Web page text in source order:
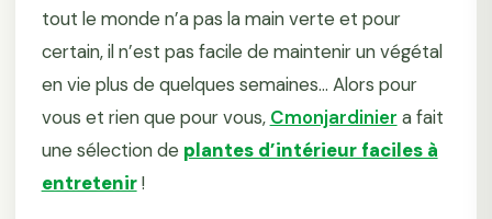
tout le monde n’a pas la main verte et pour
certain, il n’est pas facile de maintenir un végétal
en vie plus de quelques semaines... Alors pour
vous et rien que pour vous, Cmonjardinier a fait
une sélection de plantes d’intérieur faciles à
entretenir!